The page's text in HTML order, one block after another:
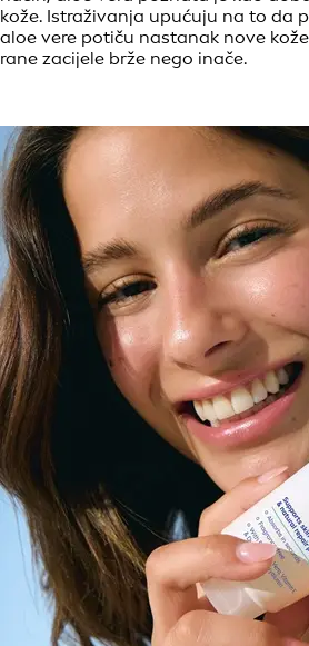
kože. Istraživanja upućuju na to da
aloe vere potiču nastanak nove
rane zacijele brže nego inače.